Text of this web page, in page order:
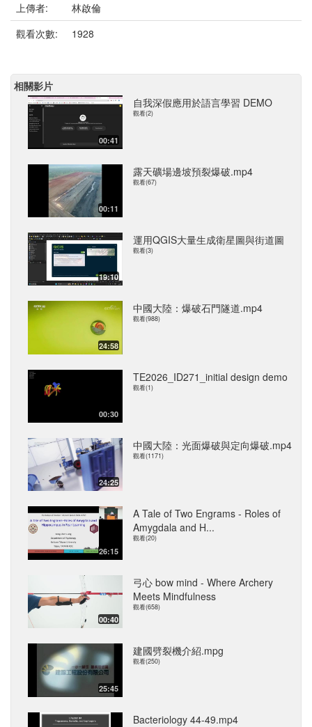
上傳者:
林啟倫
觀看次數:
1928
相關影片
00:41
自我深假應用於語言學習 DEMO
觀看(2)
00:11
露天礦場邊坡預裂爆破.mp4
觀看(67)
19:10
運用QGIS大量生成衛星圖與街道圖
觀看(3)
24:58
中國大陸：爆破石門隧道.mp4
觀看(988)
00:30
TE2026_ID271_initial design demo
觀看(1)
24:25
中國大陸：光面爆破與定向爆破.mp4
觀看(1171)
26:15
A Tale of Two Engrams - Roles of
Amygdala and H...
觀看(20)
00:40
弓心 bow mind - Where Archery
Meets Mindfulness
觀看(658)
25:45
建國劈裂機介紹.mpg
觀看(250)
Bacteriology 44-49.mp4